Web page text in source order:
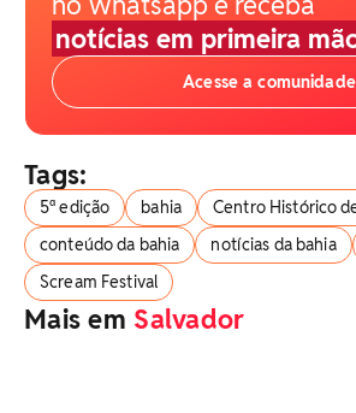
notícias em primeira
Acesse a comunidade
Tags:
5ª edição bahia
Centro Histórico
conteúdo da bahia
notícias da bahia
Scream Festival
Mais em Salvador